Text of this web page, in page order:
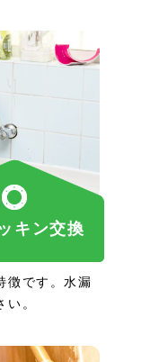
キン交換
徴です。水漏
。